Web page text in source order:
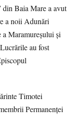
din Baia Mare a avut
a noii Adunări
Maramureșului și
au fost
Timotei
Permanenței